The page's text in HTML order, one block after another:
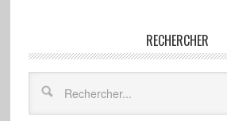
RECHERCHER